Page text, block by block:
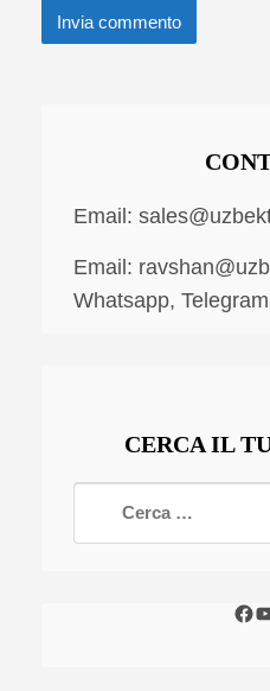
Email:
Email:
Whatsapp,
CERCA IL